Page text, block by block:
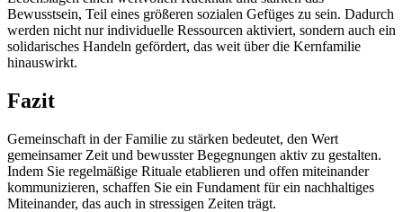
Bewusstsein, Teil eines größeren sozialen Gefüges zu sein. Dadurch
werden nicht nur individuelle Ressourcen aktiviert, sondern auch ein
solidarisches Handeln gefördert, das weit über die Kernfamilie
hinauswirkt.
Fazit
Gemeinschaft in der Familie zu stärken bedeutet, den Wert
gemeinsamer Zeit und bewusster Begegnungen aktiv zu gestalten.
Indem Sie regelmäßige Rituale etablieren und offen miteinander
kommunizieren, schaffen Sie ein Fundament für ein nachhaltiges
Miteinander, das auch in stressigen Zeiten trägt.